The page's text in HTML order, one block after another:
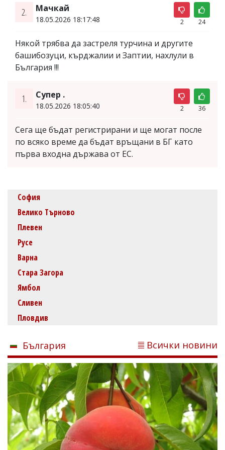
2. Мачкай
18.05.2026 18:17:48 2 24
Някой трябва да застреля турчина и другите
башибозуци, кърджалии и Заптии, нахлули в
България !!!
1. Супер .
18.05.2026 18:05:40 2 36
Сега ще бъдат регистрирани и ще могат после
по всяко време да бъдат връщани в БГ като
първа входна държава от ЕС.
София
Велико Търново
Плевен
Русе
Варна
Стара Загора
Ямбол
Сливен
Пловдив
България Всички новини